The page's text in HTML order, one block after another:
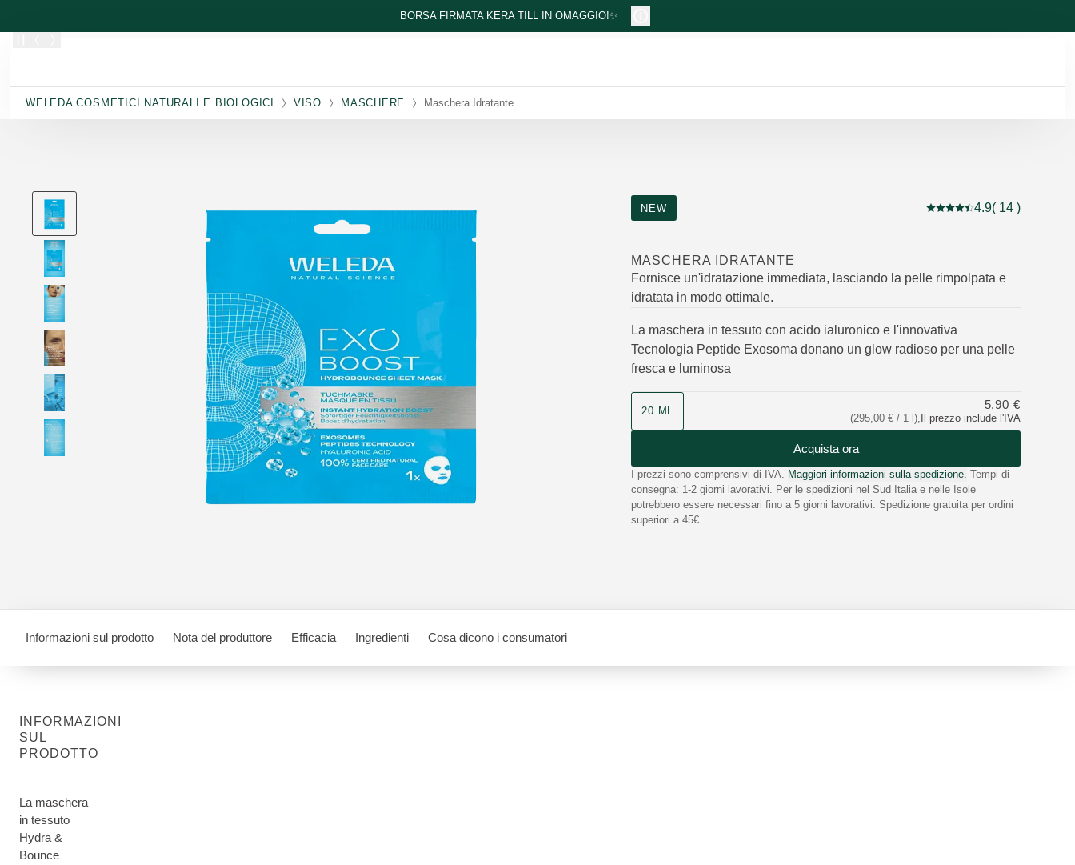
BORSA FIRMATA KERA TILL IN OMAGGIO!✨
WELEDA COSMETICI NATURALI E BIOLOGICI VISO MASCHERE Maschera Idratante
NEW
Valutazione attuale: 4.9
4.9( 14 )
MASCHERA IDRATANTE
Fornisce un'idratazione immediata, lasciando la pelle rimpolpata e
idratata in modo ottimale.
La maschera in tessuto con acido ialuronico e l'innovativa
Tecnologia Peptide Exosoma donano un glow radioso per una pelle
fresca e luminosa
20 ML
(295,00 € / 1 l), Il prezzo include l'IVA
5,90 €
Acquista ora
I prezzi sono comprensivi di IVA. Maggiori informazioni sulla spedizione. Tempi di
consegna: 1-2 giorni lavorativi. Per le spedizioni nel Sud Italia e nelle Isole
potrebbero essere necessari fino a 5 giorni lavorativi. Spedizione gratuita per ordini
superiori a 45€.
Informazioni sul prodotto Nota del produttore Efficacia Ingredienti Cosa dicono i consumatori
INFORMAZIONI
SUL
PRODOTTO
La maschera
in tessuto
Hydra &
Bounce